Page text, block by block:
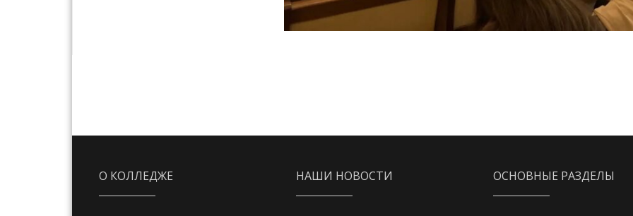
О КОЛЛЕДЖЕ НАШИ НОВОСТИ ОСНОВНЫЕ РАЗДЕЛЫ